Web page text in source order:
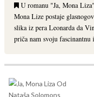
U romanu "Ja, Mona
Mona Lize postaje
slika iz pera Leonarda da
priča nam svoju